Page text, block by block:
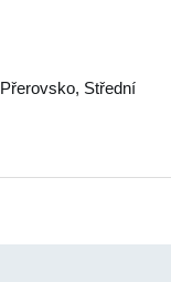
Přerovsko, Střední